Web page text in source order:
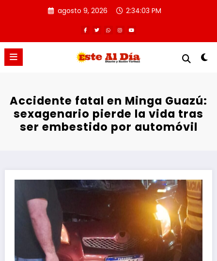
agosto 9, 2026 2:34:03 PM
Accidente fatal en Minga Guazú:
sexagenario pierde la vida tras
ser embestido por automóvil